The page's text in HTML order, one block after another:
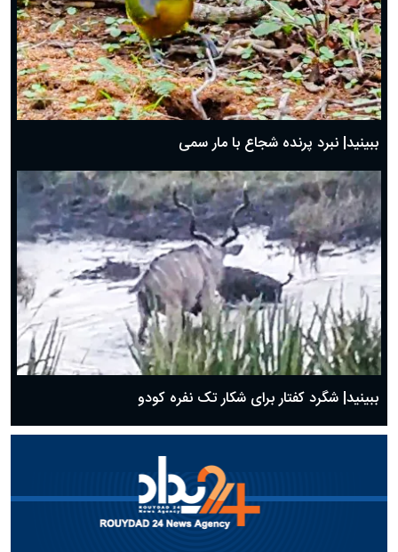
ببینید| نبرد پرنده شجاع با مار سمی
ببینید| شگرد کفتار برای شکار تک نفره کودو